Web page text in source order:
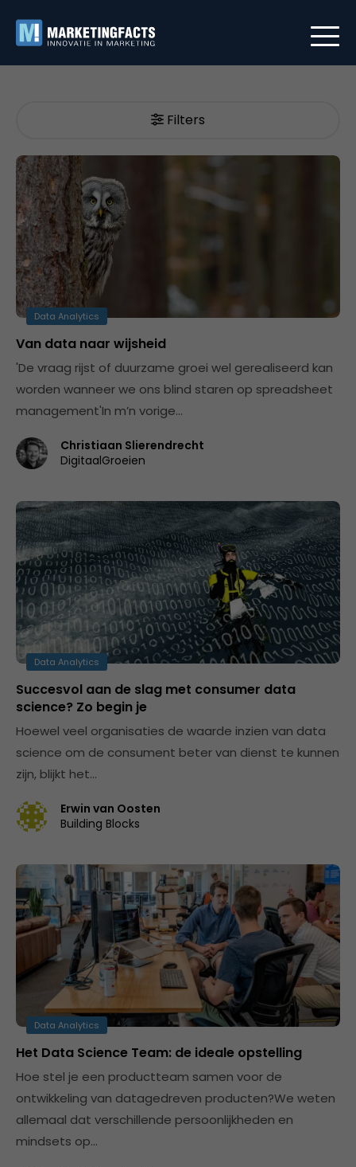
Filters
Data Analytics
Van data naar wijsheid
'De vraag rijst of duurzame groei wel gerealiseerd kan
worden wanneer we ons blind staren op spreadsheet
management'In m’n vorige…
Christiaan Slierendrecht
DigitaalGroeien
Data Analytics
Succesvol aan de slag met consumer data
science? Zo begin je
Hoewel veel organisaties de waarde inzien van data
science om de consument beter van dienst te kunnen
zijn, blijkt het…
Erwin van Oosten
Building Blocks
Data Analytics
Het Data Science Team: de ideale opstelling
Hoe stel je een productteam samen voor de
ontwikkeling van datagedreven producten?We weten
allemaal dat verschillende persoonlijkheden en
mindsets op…